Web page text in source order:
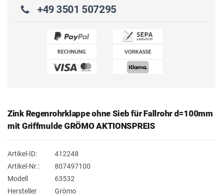
+49 3501 507295
Zink Regenrohrklappe ohne Sieb für Fallrohr d=100mm
mit Griffmulde GRÖMO AKTIONSPREIS
Artikel-ID:
412248
Artikel-Nr.:
807497100
Modell
63532
Hersteller
Grömo